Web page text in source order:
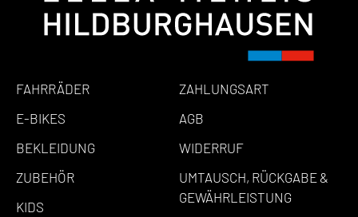
FAHRRÄDER
E-BIKES
BEKLEIDUNG
ZUBEHÖR
KIDS
ZAHLUNGSART
AGB
WIDERRUF
UMTAUSCH, RÜCKGABE &
GEWÄHRLEISTUNG